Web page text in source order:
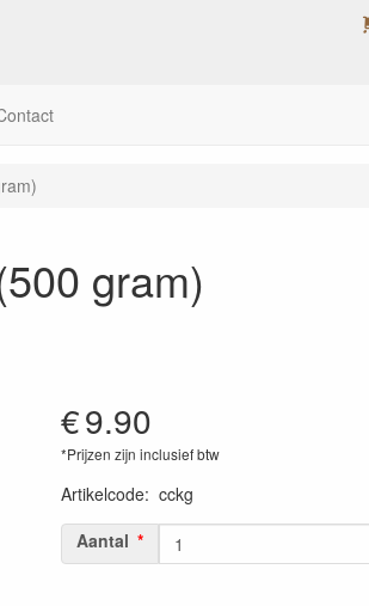
gram)
€9.90
*Prijzen zijn inclusief btw
Artikelcode: cckg
Aantal